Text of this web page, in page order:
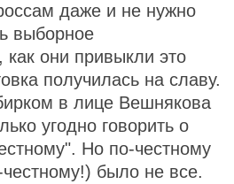
даже и не нужно
выборное
как они привыкли это
получилась на славу.
в лице Вешнякова
угодно говорить о
Но по-честному
честному!) было не все.